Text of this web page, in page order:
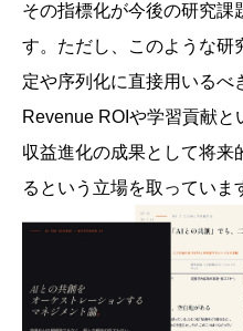
その指標化が今後の研究課
す。ただし、このような研
定や序列化に直接用いるべ
Revenue ROIや学習貢献と
収益進化の成果として将来
るという立場を取っていま